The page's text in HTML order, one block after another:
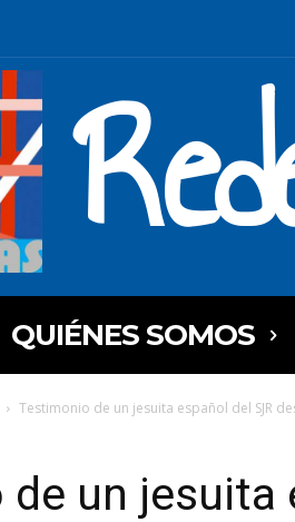
QUIÉNES SOMOS
Testimonio de un jesuita español del SJR
un jesuita